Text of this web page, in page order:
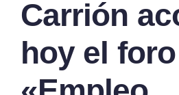
Carrión
hoy el foro